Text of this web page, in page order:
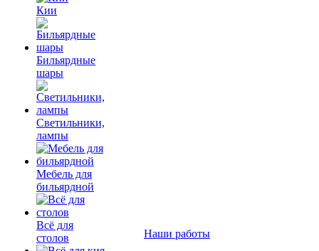
Кии
Бильярдные
шары
Светильники,
лампы
Мебель для
бильярдной
Всё для
столов
Наши работы